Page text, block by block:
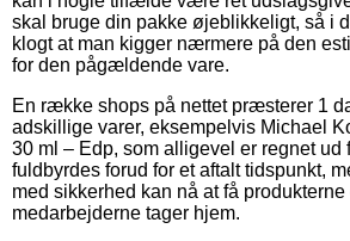
skal bruge din pakke øjeblikkeligt, så i
klogt at man kigger nærmere på den
for den pågældende vare.
En række shops på nettet præsterer 1
adskillige varer, eksempelvis Michael
30 ml – Edp, som alligevel er regnet ud
fuldbyrdes forud for et aftalt tidspunkt,
med sikkerhed kan nå at få
medarbejderne tager hjem.